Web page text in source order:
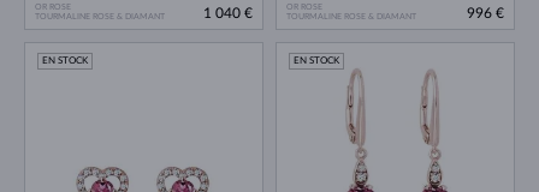
OR ROSE
TOURMALINE ROSE & DIAMANT
1 040 €
OR ROSE
TOURMALINE ROSE & DIAMANT
996 €
EN STOCK EN STOCK